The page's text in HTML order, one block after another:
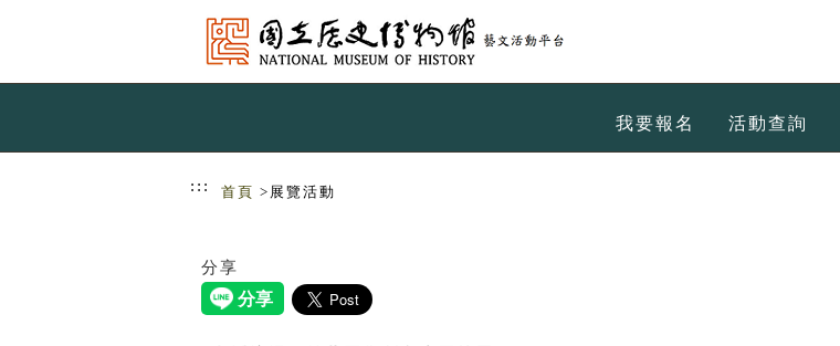
我要報名 活動查詢
::: 首頁 >展覽活動
分享